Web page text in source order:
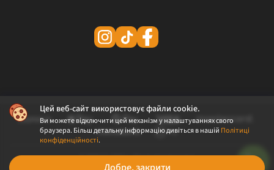
Цей веб-сайт використовує файли cookie.
Ви можете відключити цей механізм у налаштуваннях свого
браузера. Більш детальну інформацію дивіться в нашій Політиці
конфіденційності.
© 2026 ALLMALL. Всі права захищені.